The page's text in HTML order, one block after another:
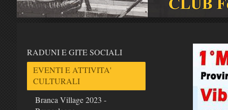
RADUNI E GITE SOCIALI
EVENTI E ATTIVITA'
CULTURALI
Branca Village 2023 -